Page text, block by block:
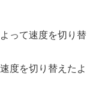
って速度を切り替
度を切り替えたよ